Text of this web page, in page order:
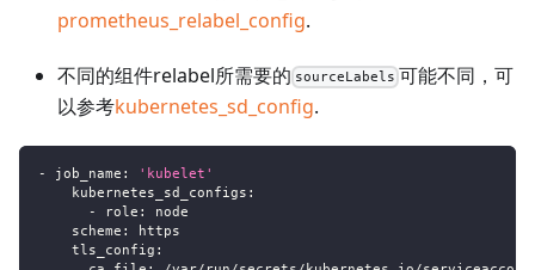
prometheus_relabel_config.
不同的组件relabel所需要的 sourceLabels 可能不同，可
以参考kubernetes_sd_config.
- job_name :
'kubelet'
kubernetes_sd_configs :
-
role :
node
scheme :
https
tls_config :